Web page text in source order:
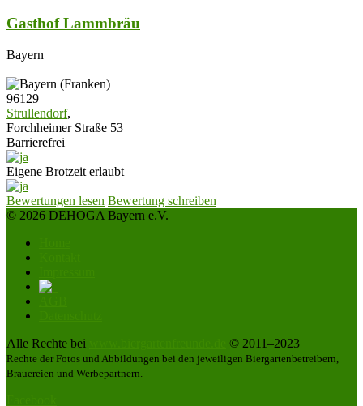
Gasthof Lammbräu
Bayern
96129
Strullendorf,
Forchheimer Straße 53
Barrierefrei
Eigene Brotzeit erlaubt
Bewertungen lesen Bewertung schreiben
© 2026 DEHOGA Bayern e.V.
Alle Rechte bei
© 2011–2023
Rechte der Fotos und Abbildungen bei den jeweiligen Biergartenbetreibern,
Brauereien und Werbepartnern.